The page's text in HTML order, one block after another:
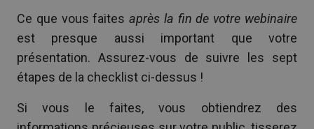
Ce que vous faitesaprès la fin de votre webinaire
est presque aussi important que votre
présentation. Assurez-vous de suivre les sept
étapes de la checklist ci-dessus !
Si vous le faites, vous obtiendrez des